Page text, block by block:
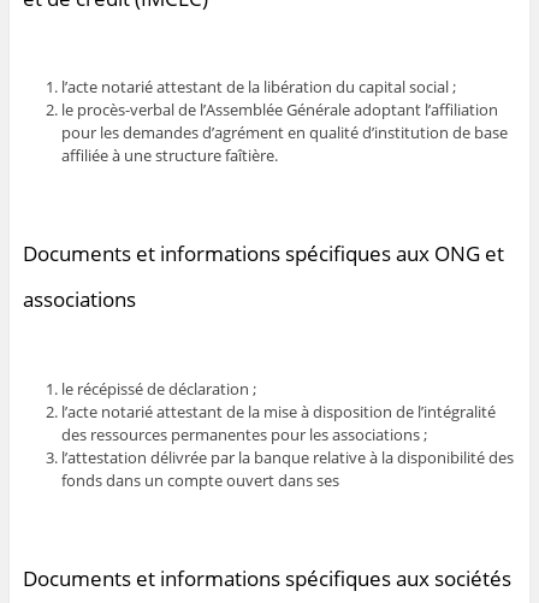
l’acte notarié attestant de la libération du capital social ;
le procès-verbal de l’Assemblée Générale adoptant l’affiliation
pour les demandes d’agrément en qualité d’institution de base
affiliée à une structure faîtière.
Documents et informations spécifiques aux ONG et
associations
le récépissé de déclaration ;
l’acte notarié attestant de la mise à disposition de l’intégralité
des ressources permanentes pour les associations ;
l’attestation délivrée par la banque relative à la disponibilité des
fonds dans un compte ouvert dans ses
Documents et informations spécifiques aux sociétés